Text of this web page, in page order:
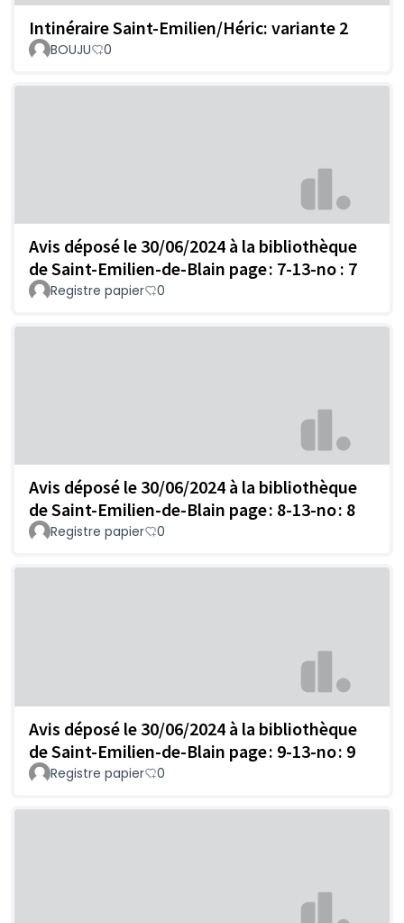
Intinéraire Saint-Emilien/Héric: variante 2
BOUJU 0
Avis déposé le 30/06/2024 à la bibliothèque
de Saint-Emilien-de-Blain page : 7-13-no : 7
Registre papier 0
Avis déposé le 30/06/2024 à la bibliothèque
de Saint-Emilien-de-Blain page : 8-13-no : 8
Registre papier 0
Avis déposé le 30/06/2024 à la bibliothèque
de Saint-Emilien-de-Blain page : 9-13-no : 9
Registre papier 0